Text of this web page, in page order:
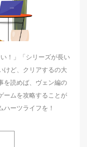
！」「シリーズが長い
けど、クリアするの大
を読めば、ヴェン編の
ームを攻略することが
ーツライフを！